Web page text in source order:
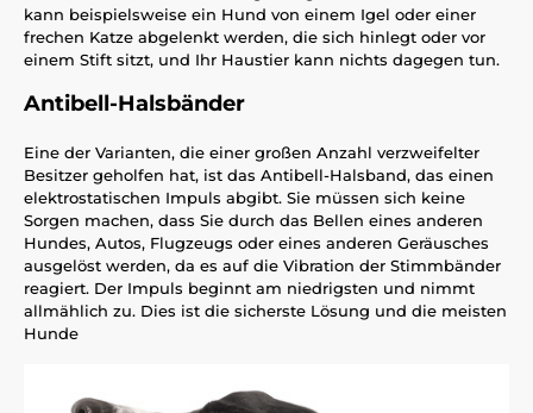
kann beispielsweise ein Hund von einem Igel oder einer
frechen Katze abgelenkt werden, die sich hinlegt oder vor
einem Stift sitzt, und Ihr Haustier kann nichts dagegen tun.
Antibell-Halsbänder
Eine der Varianten, die einer großen Anzahl verzweifelter
Besitzer geholfen hat, ist das Antibell-Halsband, das einen
elektrostatischen Impuls abgibt. Sie müssen sich keine
Sorgen machen, dass Sie durch das Bellen eines anderen
Hundes, Autos, Flugzeugs oder eines anderen Geräusches
ausgelöst werden, da es auf die Vibration der Stimmbänder
reagiert. Der Impuls beginnt am niedrigsten und nimmt
allmählich zu. Dies ist die sicherste Lösung und die meisten
Hunde